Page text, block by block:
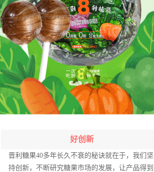
好创新
晋利糖果40多年长久不衰的秘诀就在于，我们坚
持创新，不断研究糖果市场的发展，让产品得到